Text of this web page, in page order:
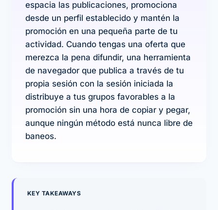
espacia las publicaciones, promociona
desde un perfil establecido y mantén la
promoción en una pequeña parte de tu
actividad. Cuando tengas una oferta que
merezca la pena difundir, una herramienta
de navegador que publica a través de tu
propia sesión con la sesión iniciada la
distribuye a tus grupos favorables a la
promoción sin una hora de copiar y pegar,
aunque ningún método está nunca libre de
baneos.
KEY TAKEAWAYS